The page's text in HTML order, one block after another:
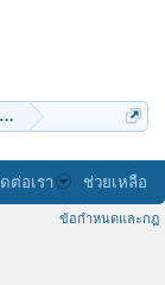
นซื้อพระแบกับดิน
ต่อเรา ช่วยเหลือ
ข้อกำหนดและกฎ